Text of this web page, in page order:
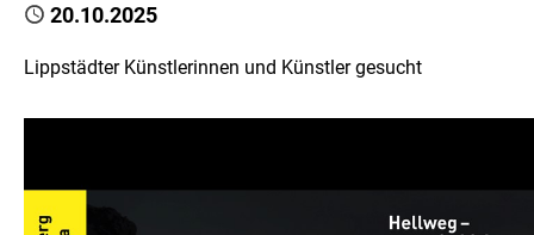
Published
20.10.2025
Lippstädter Künstlerinnen und Künstler gesucht